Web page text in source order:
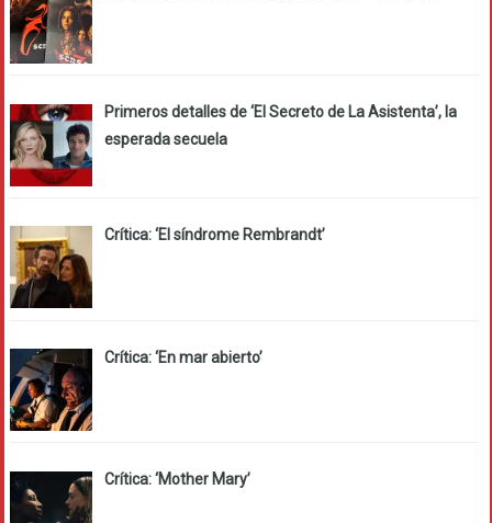
Primeros detalles de ‘El Secreto de La Asistenta’, la
esperada secuela
Crítica: ‘El síndrome Rembrandt’
Crítica: ‘En mar abierto’
Crítica: ‘Mother Mary’